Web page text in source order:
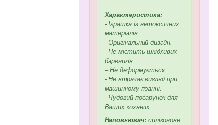
Характеристика:
- Іграшка із нетоксичних
матеріалів.
- Оригінальний дизайн.
- Не містить шкідливих
барвників.
– Не деформується.
- Не втрачає вигляд при
машинному пранні.
- Чудовий подарунок для
Ваших коханих.
Наповнювач: силіконове